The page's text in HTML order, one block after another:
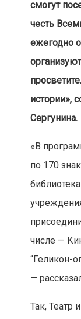
смогут
честь
ежегодно
истории»,
Сергунина.
«В
по 170
числе —
“Геликон-
—
Так, Театр